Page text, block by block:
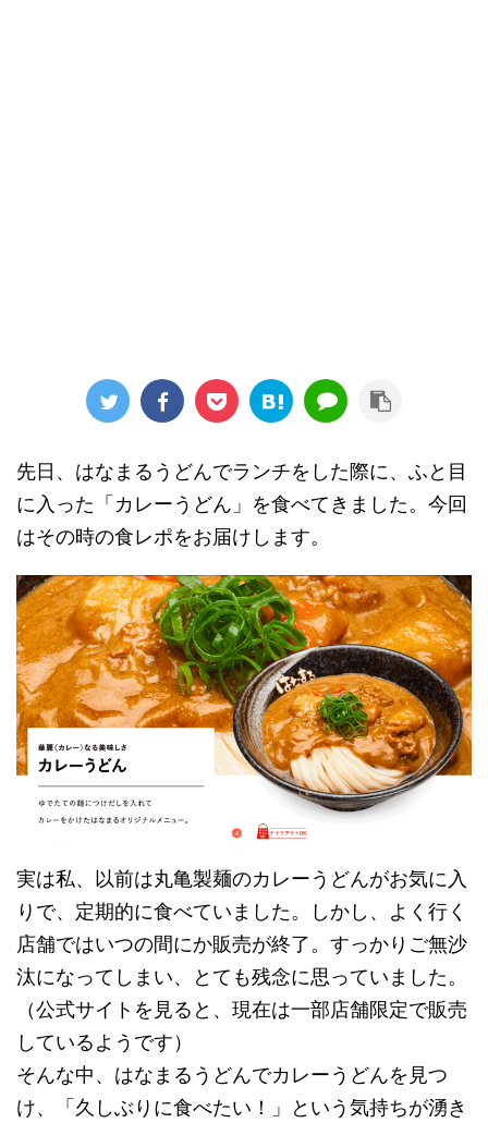
先日、はなまるうどんでランチをした際に、ふと目
に入った「カレーうどん」を食べてきました。今回
はその時の食レポをお届けします。
実は私、以前は丸亀製麺のカレーうどんがお気に入
りで、定期的に食べていました。しかし、よく行く
店舗ではいつの間にか販売が終了。すっかりご無沙
汰になってしまい、とても残念に思っていました。
（公式サイトを見ると、現在は一部店舗限定で販売
しているようです）
そんな中、はなまるうどんでカレーうどんを見つ
け、「久しぶりに食べたい！」という気持ちが湧き